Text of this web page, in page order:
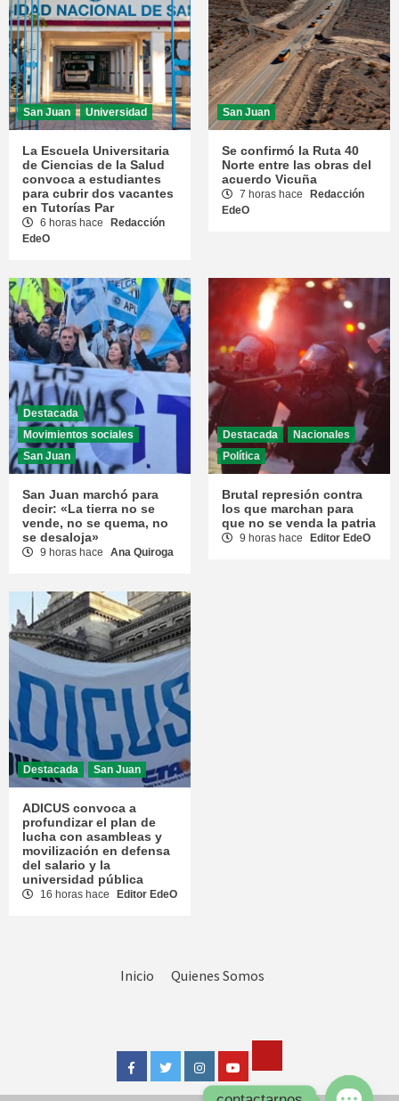
San Juan Universidad
La Escuela Universitaria
de Ciencias de la Salud
convoca a estudiantes
para cubrir dos vacantes
en Tutorías Par
6 horas hace
Redacción
EdeO
San Juan
Se confirmó la Ruta 40
Norte entre las obras del
acuerdo Vicuña
7 horas hace
Redacción
EdeO
Destacada
Movimientos sociales
San Juan
San Juan marchó para
decir: «La tierra no se
vende, no se quema, no
se desaloja»
9 horas hace Ana Quiroga
Destacada
Nacionales
Política
Brutal represión contra
los que marchan para
que no se venda la patria
9 horas hace Editor EdeO
Destacada San Juan
ADICUS convoca a
profundizar el plan de
lucha con asambleas y
movilización en defensa
del salario y la
universidad pública
16 horas hace Editor EdeO
Inicio Quienes Somos
FacebookTwitterInstagramYoutube
Tok